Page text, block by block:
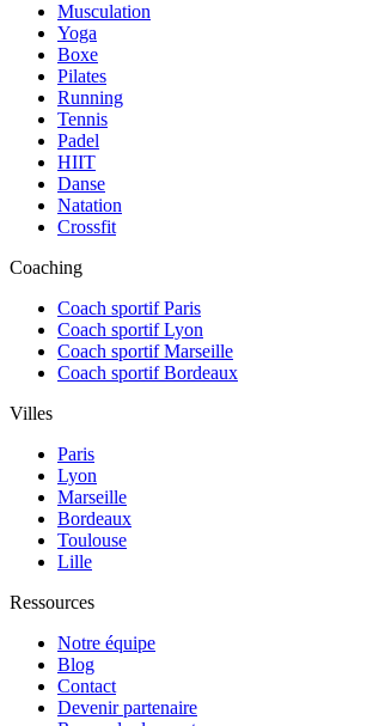
Musculation
Yoga
Boxe
Pilates
Running
Tennis
Padel
HIIT
Danse
Natation
Crossfit
Coaching
Coach sportif Paris
Coach sportif Lyon
Coach sportif Marseille
Coach sportif Bordeaux
Villes
Paris
Lyon
Marseille
Bordeaux
Toulouse
Lille
Ressources
Notre équipe
Blog
Contact
Devenir partenaire